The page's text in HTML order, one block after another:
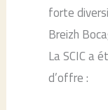
forte
Breizh
La SCIC a
d’offre :